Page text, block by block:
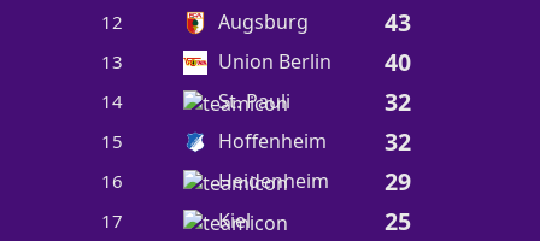
12 Augsburg 43
13 Union Berlin 40
14 St. Pauli 32
15 Hoffenheim 32
16 Heidenheim 29
17 Kiel 25